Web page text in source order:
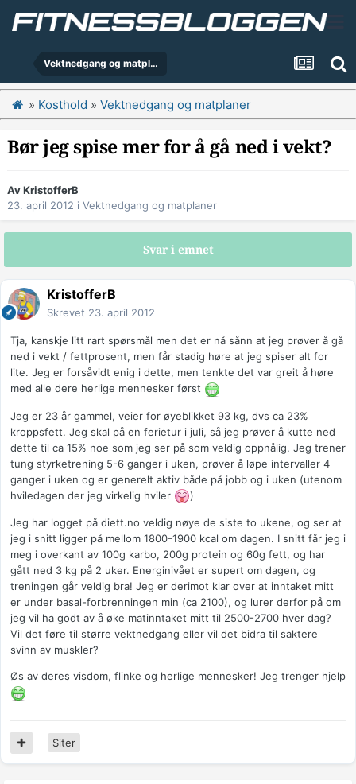
Vektnedgang og matplaner
» Kosthold » Vektnedgang og matplaner
Bør jeg spise mer for å gå ned i vekt?
AvKristofferB
23. april 2012 i Vektnedgang og matplaner
Svar i emnet
KristofferB
Skrevet 23. april 2012
Tja, kanskje litt rart spørsmål men det er nå sånn at jeg prøver å gå
ned i vekt / fettprosent, men får stadig høre at jeg spiser alt for
lite. Jeg er forsåvidt enig i dette, men tenkte det var greit å høre
med alle dere herlige mennesker først
Jeg er 23 år gammel, veier for øyeblikket 93 kg, dvs ca 23%
kroppsfett. Jeg skal på en ferietur i juli, så jeg prøver å kutte ned
dette til ca 15% noe som jeg ser på som veldig oppnålig. Jeg trener
tung styrketrening 5-6 ganger i uken, prøver å løpe intervaller 4
ganger i uken og er generelt aktiv både på jobb og i uken (utenom
hviledagen der jeg virkelig hviler
)
Jeg har logget på diett.no veldig nøye de siste to ukene, og ser at
jeg i snitt ligger på mellom 1800-1900 kcal om dagen. I snitt får jeg i
meg i overkant av 100g karbo, 200g protein og 60g fett, og har
gått ned 3 kg på 2 uker. Energinivået er supert om dagen, og
treningen går veldig bra! Jeg er derimot klar over at inntaket mitt
er under basal-forbrenningen min (ca 2100), og lurer derfor på om
jeg vil ha godt av å øke matinntaket mitt til 2500-2700 hver dag?
Vil det føre til større vektnedgang eller vil det bidra til saktere
svinn av muskler?
Øs av deres visdom, flinke og herlige mennesker! Jeg trenger hjelp
Siter